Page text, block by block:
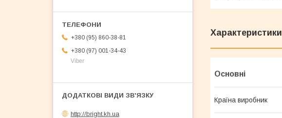
Характеристики
Основні
Країна виробник
+380 (95) 860-38-81
+380 (97) 001-34-43
Viber
http://bright.kh.ua